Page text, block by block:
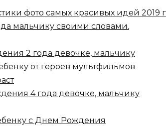
фото самых красивых идей 2019
мальчику своими словами.
2 года девочке, мальчику
от героев мультфильмов
4 года девочке, мальчику
с Днем Рождения